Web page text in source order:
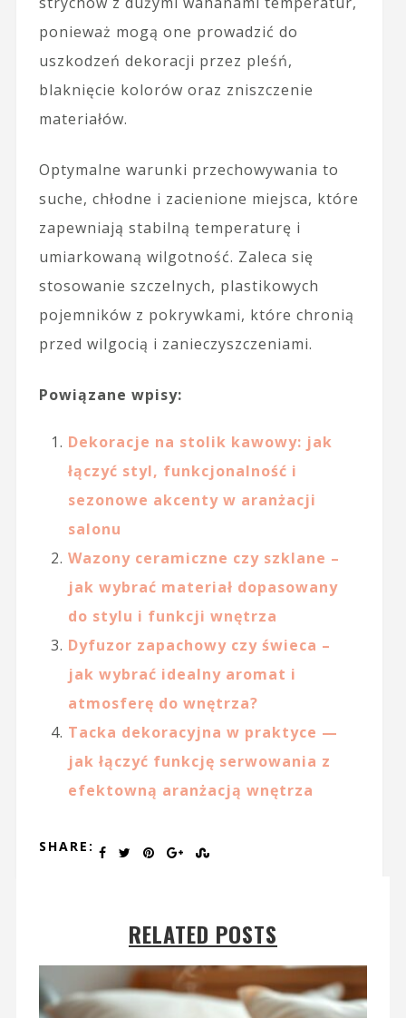
ponieważ mogą one prowadzić do
uszkodzeń dekoracji przez pleśń,
blaknięcie kolorów oraz zniszczenie
materiałów.
Optymalne warunki przechowywania to
suche, chłodne i zacienione miejsca, które
zapewniają stabilną temperaturę i
umiarkowaną wilgotność. Zaleca się
stosowanie szczelnych, plastikowych
pojemników z pokrywkami, które chronią
przed wilgocią i zanieczyszczeniami.
Powiązane wpisy:
Dekoracje na stolik kawowy: jak
łączyć styl, funkcjonalność i
sezonowe akcenty w aranżacji
salonu
Wazony ceramiczne czy szklane –
jak wybrać materiał dopasowany
do stylu i funkcji wnętrza
Dyfuzor zapachowy czy świeca –
jak wybrać idealny aromat i
atmosferę do wnętrza?
Tacka dekoracyjna w praktyce —
jak łączyć funkcję serwowania z
efektowną aranżacją wnętrza
SHARE:
RELATED POSTS